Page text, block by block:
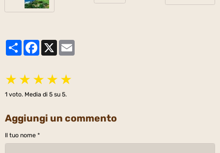
PartagerFacebook
X
★ ★ ★ ★ ★
1 voto. Media di 5 su 5.
Aggiungi un commento
Il tuo nome